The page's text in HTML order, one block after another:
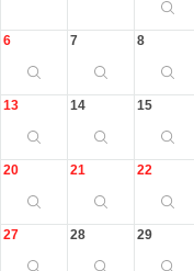
6 7 8
13 14 15
20 21 22
27 28 29